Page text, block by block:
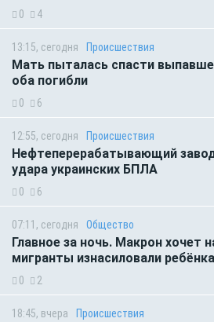
0 4
13:15, сегодня Происшествия
Мать пыталась спасти
оба погибли
0 6
12:55, сегодня Происшествия
Нефтеперерабатывающий
удара украинских БПЛА
0 6
07:11, сегодня Общество
Главное за ночь. Макрон хочет
мигранты изнасиловали ребёнка
0 2
18:45, вчера Происшествия